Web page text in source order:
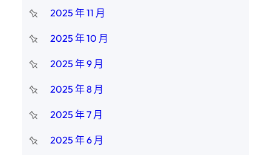
2025 年 11 月
2025 年 10 月
2025 年 9 月
2025 年 8 月
2025 年 7 月
2025 年 6 月